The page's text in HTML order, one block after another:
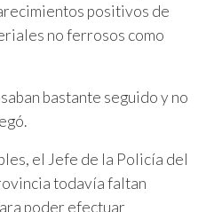
positivos de
no ferrosos como
bastante seguido y no
el Jefe de la Policía del
todavía faltan
poder efectuar